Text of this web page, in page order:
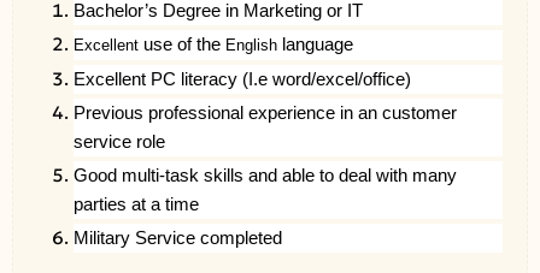
Bachelor’s Degree in Marketing or IT
Excellent use of the English language
Excellent PC literacy (I.e word/excel/office)
Previous professional experience in an customer
service role
Good multi-task skills and able to deal with many
parties at a time
Military Service completed